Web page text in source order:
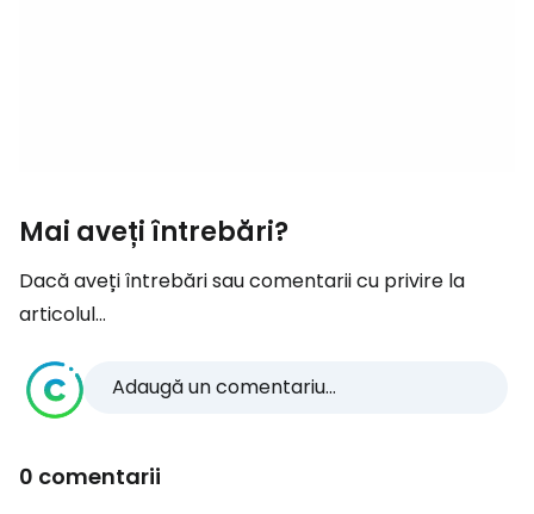
Mai aveți întrebări?
Dacă aveți întrebări sau comentarii cu privire la
articolul...
Adaugă un comentariu...
0 comentarii